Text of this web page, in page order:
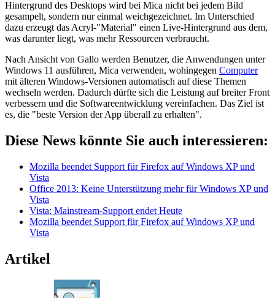
Hintergrund des Desktops wird bei Mica nicht bei jedem Bild
gesampelt, sondern nur einmal weichgezeichnet. Im Unterschied
dazu erzeugt das Acryl-"Material" einen Live-Hintergrund aus dem,
was darunter liegt, was mehr Ressourcen verbraucht.
Nach Ansicht von Gallo werden Benutzer, die Anwendungen unter
Windows 11 ausführen, Mica verwenden, wohingegen Computer
mit älteren Windows-Versionen automatisch auf diese Themen
wechseln werden. Dadurch dürfte sich die Leistung auf breiter Front
verbessern und die Softwareentwicklung vereinfachen. Das Ziel ist
es, die "beste Version der App überall zu erhalten".
Diese News könnte Sie auch interessieren:
Mozilla beendet Support für Firefox auf Windows XP und
Vista
Office 2013: Keine Unterstützung mehr für Windows XP und
Vista
Vista: Mainstream-Support endet Heute
Mozilla beendet Support für Firefox auf Windows XP und
Vista
Artikel